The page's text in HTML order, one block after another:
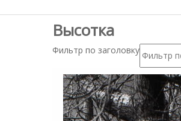
Высотка
Фильтр по заголовку